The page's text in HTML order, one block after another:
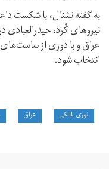
به گفته نشنال، با شکست
نیروهای کُرد،
عراق و با دوری از ساست‌های
انتخاب شود.
نوری المالکی عراق